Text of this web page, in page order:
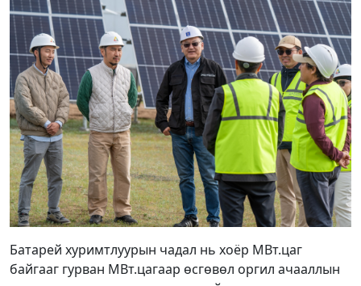
Батарей хуримтлуурын чадал нь хоёр МВт.цаг
байгааг гурван МВт.цагаар өсгөвөл оргил ачааллын